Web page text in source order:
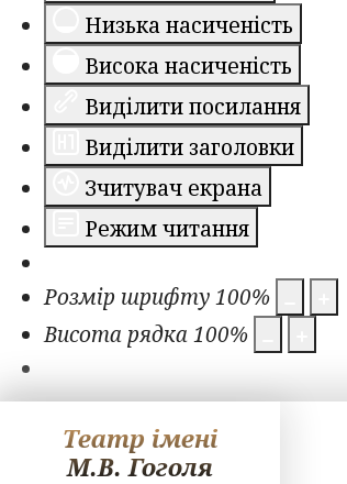
Низька насиченість
Висока насиченість
Виділити посилання
Виділити заголовки
Зчитувач екрана
Режим читання
Розмір шрифту100%
Висота рядка100%
Театр імені
М.В. Гоголя